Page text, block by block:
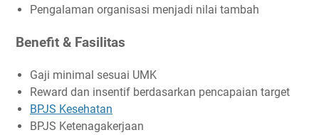
Pengalaman organisasi menjadi nilai tambah
Benefit & Fasilitas
Gaji minimal sesuai UMK
Reward dan insentif berdasarkan pencapaian target
BPJS Kesehatan
BPJS Ketenagakerjaan